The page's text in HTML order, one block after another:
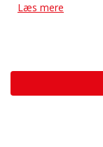
Læs mere